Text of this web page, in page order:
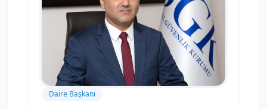
Daire Başkanı